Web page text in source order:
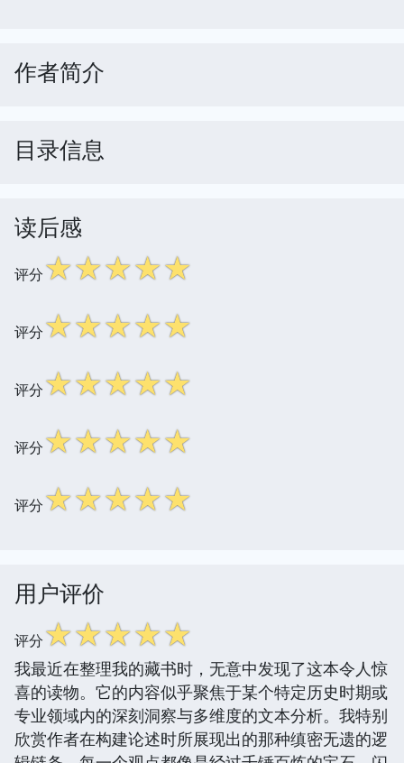
作者简介
目录信息
读后感
评分☆☆☆☆☆
评分☆☆☆☆☆
评分☆☆☆☆☆
评分☆☆☆☆☆
评分☆☆☆☆☆
用户评价
评分☆☆☆☆☆
我最近在整理我的藏书时，无意中发现了这本令人惊
喜的读物。它的内容似乎聚焦于某个特定历史时期或
专业领域内的深刻洞察与多维度的文本分析。我特别
欣赏作者在构建论述时所展现出的那种缜密无遗的逻